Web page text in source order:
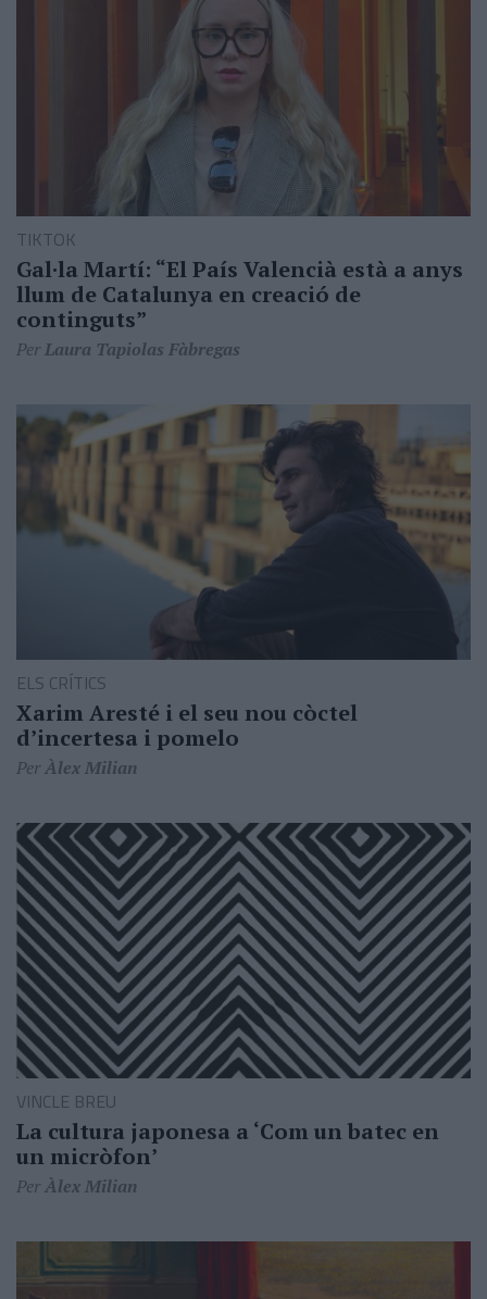
TIKTOK
Gal·la Martí: “El País Valencià està a anys
llum de Catalunya en creació de
continguts”
PerLaura Tapiolas Fàbregas
ELS CRÍTICS
Xarim Aresté i el seu nou còctel
d’incertesa i pomelo
PerÀlex Milian
VINCLE BREU
La cultura japonesa a ‘Com un batec en
un micròfon’
PerÀlex Milian